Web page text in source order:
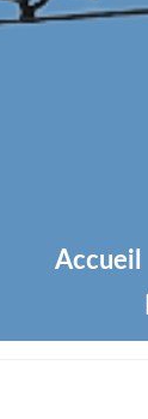
Accueil